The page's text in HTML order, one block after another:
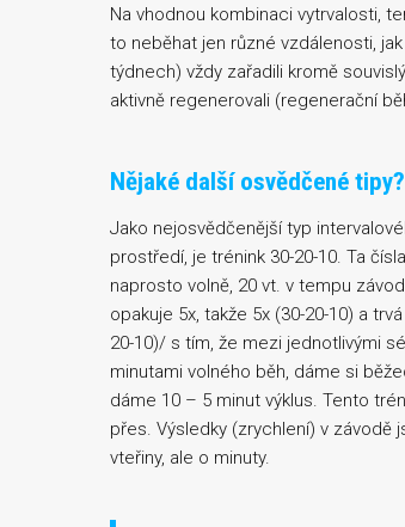
Na vhodnou kombinaci vytrvalosti,
to neběhat jen různé vzdálenosti,
týdnech) vždy zařadili kromě
aktivně regenerovali (regenerační
Nějaké další osvědčené tipy?
Jako nejosvědčenější typ
prostředí, je trénink 30-20-10. Ta
naprosto volně, 20 vt. v tempu
opakuje 5x, takže 5x (30-20-10) a
20-10)/ s tím, že mezi jednotlivými
minutami volného běh, dáme si
dáme 10 – 5 minut výklus. Tento
přes. Výsledky (zrychlení) v závodě
vteřiny, ale o minuty.